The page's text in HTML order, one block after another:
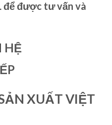
để được tư vấn và
HỆ
XUẤT VIỆT